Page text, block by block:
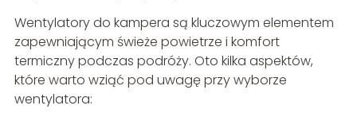
Wentylatory do kampera są kluczowym elementem
zapewniającym świeże powietrze i komfort
termiczny podczas podróży. Oto kilka aspektów,
które warto wziąć pod uwagę przy wyborze
wentylatora: